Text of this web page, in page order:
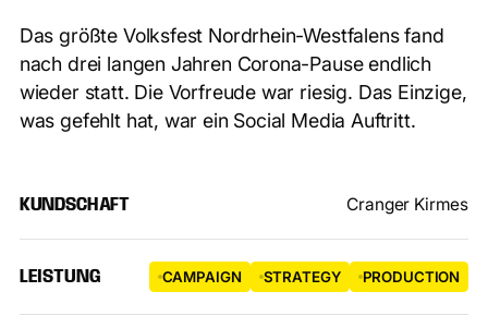
Das größte Volksfest Nordrhein-Westfalens fand
nach drei langen Jahren Corona-Pause endlich
wieder statt. Die Vorfreude war riesig. Das Einzige,
was gefehlt hat, war ein Social Media Auftritt.
KUNDSCHAFT Cranger Kirmes
LEISTUNG CAMPAIGN STRATEGY PRODUCTION